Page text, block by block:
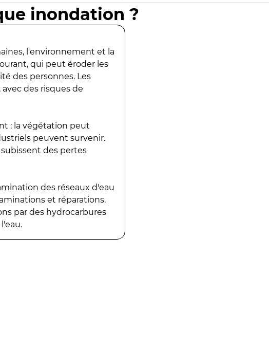
inondation ?
l'environnement et la
qui peut éroder les
des personnes. Les
des risques de
: la végétation peut
peuvent survenir.
des pertes
des réseaux d'eau
et réparations.
par des hydrocarbures